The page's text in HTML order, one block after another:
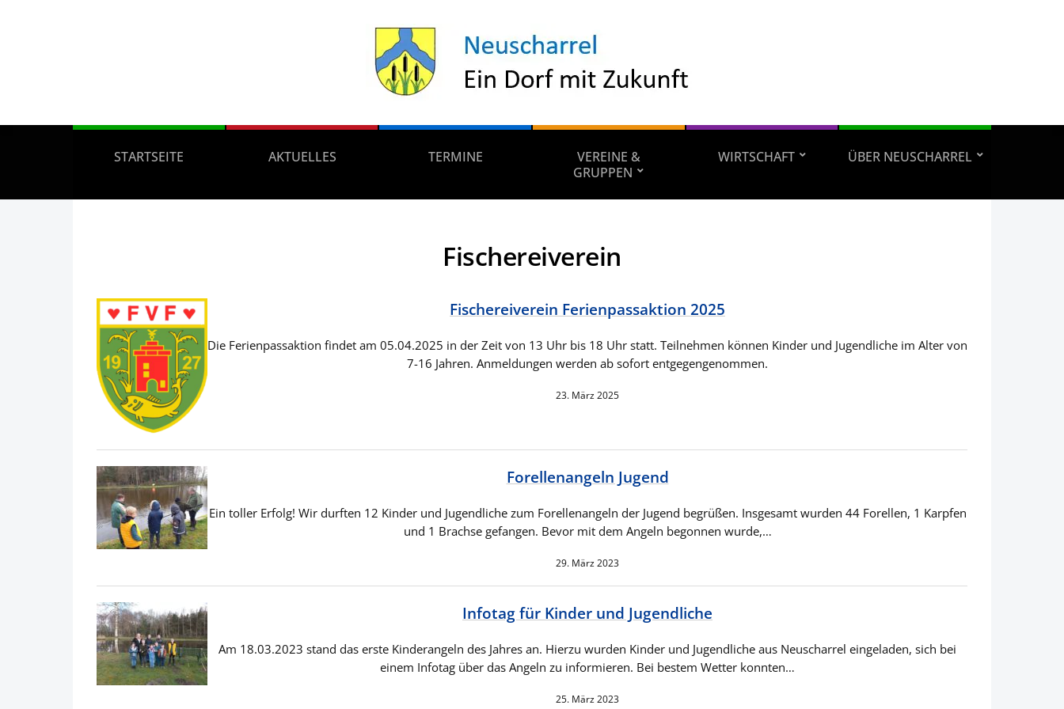
STARTSEITE AKTUELLES TERMINE
VEREINE &
GRUPPEN
WIRTSCHAFT ÜBER NEUSCHARREL
Fischereiverein
Fischereiverein Ferienpassaktion 2025
Die Ferienpassaktion findet am 05.04.2025 in der Zeit von 13 Uhr bis 18 Uhr statt. Teilnehmen können Kinder und Jugendliche im Alter von
7-16 Jahren. Anmeldungen werden ab sofort entgegengenommen.
23. März 2025
Forellenangeln Jugend
Ein toller Erfolg! Wir durften 12 Kinder und Jugendliche zum Forellenangeln der Jugend begrüßen. Insgesamt wurden 44 Forellen, 1 Karpfen
und 1 Brachse gefangen. Bevor mit dem Angeln begonnen wurde,…
29. März 2023
Infotag für Kinder und Jugendliche
Am 18.03.2023 stand das erste Kinderangeln des Jahres an. Hierzu wurden Kinder und Jugendliche aus Neuscharrel eingeladen, sich bei
einem Infotag über das Angeln zu informieren. Bei bestem Wetter konnten…
25. März 2023